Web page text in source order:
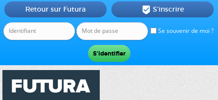
Se souvenir de moi ?
Retour sur Futura  S'inscrire